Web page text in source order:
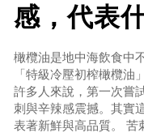
感，代表
橄欖油是地中海飲食中
「特級冷壓初榨橄欖
許多人來說，第一次嘗
刺與辛辣感震撼。其實
表著新鮮與高品質。 苦